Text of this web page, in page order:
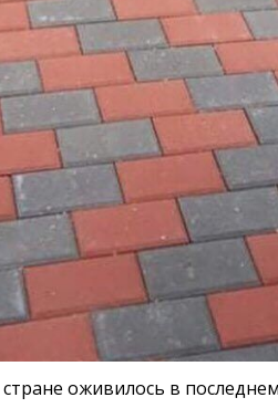
оживилось в